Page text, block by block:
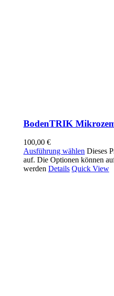
BodenTRIK
100,00 €
Ausführung wählen Dieses
auf. Die Optionen können
werden Details Quick View